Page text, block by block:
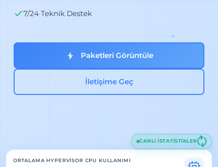
7/24 Teknik Destek
Paketleri Görüntüle
İletişime Geç
CANLI İSTATİSTİKLER
ORTALAMA HYPERVISOR CPU KULLANIMI